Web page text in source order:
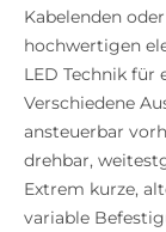
Kabelenden
hochwertigen
LED Technik
Verschiedene
ansteuerbar
drehbar,
Extrem kurze,
variable